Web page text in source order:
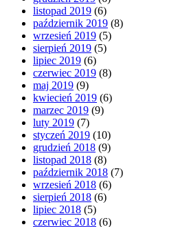
listopad 2019 (6)
październik 2019 (8)
wrzesień 2019 (5)
sierpień 2019 (5)
lipiec 2019 (6)
czerwiec 2019 (8)
maj 2019 (9)
kwiecień 2019 (6)
marzec 2019 (9)
luty 2019 (7)
styczeń 2019 (10)
grudzień 2018 (9)
listopad 2018 (8)
październik 2018 (7)
wrzesień 2018 (6)
sierpień 2018 (6)
lipiec 2018 (5)
czerwiec 2018 (6)